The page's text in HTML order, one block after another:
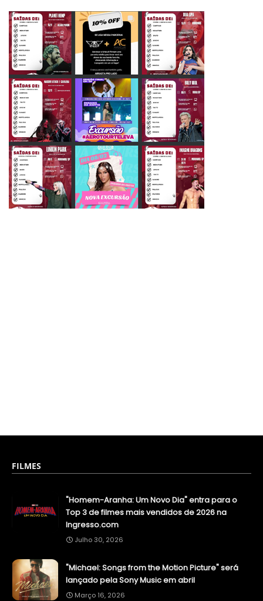
FILMES
"Homem-Aranha: Um Novo Dia" entra para o
Top 3 de filmes mais vendidos de 2026 na
Ingresso.com
Julho 30, 2026
"Michael: Songs from the Motion Picture" será
lançado pela Sony Music em abril
Março 16, 2026